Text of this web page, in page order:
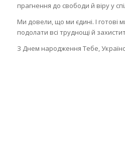
прагнення до свободи й віру у
Ми довели, що ми єдині. І готові
подолати всі труднощі й
З Днем народження Тебе,